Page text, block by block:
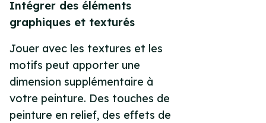
Intégrer des éléments
graphiques et texturés
Jouer avec les textures et les
motifs peut apporter une
dimension supplémentaire à
votre peinture. Des touches de
peinture en relief, des effets de